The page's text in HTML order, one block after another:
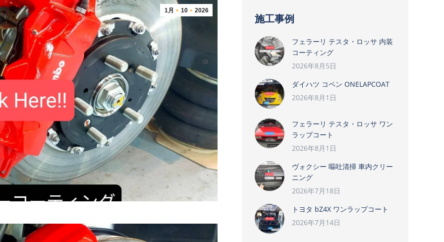
1月 10 2026
施工事例
フェラーリ テスタ・ロッサ 内装
コーティング
2026年8月5日
ダイハツ コペン ONELAPCOAT
2026年8月1日
フェラーリ テスタ・ロッサ ワン
ラップコート
2026年8月1日
ヴォクシー 嘔吐清掃 車内クリー
ニング
2026年7月18日
トヨタ bZ4X ワンラップコート
2026年7月14日